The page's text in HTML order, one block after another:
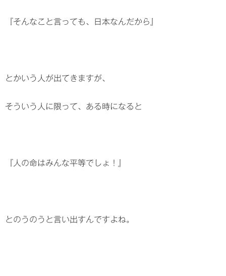
『そんなこと言っても、日本なんだから』
とかいう人が出てきますが、
そういう人に限って、ある時になると
『人の命はみんな平等でしょ！』
とのうのうと言い出すんですよね。